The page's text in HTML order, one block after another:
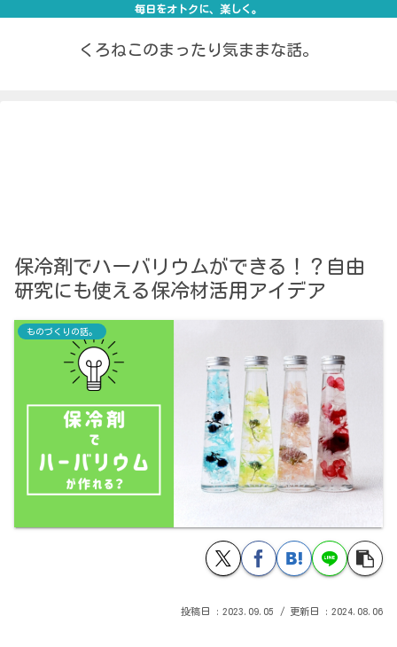
毎日をオトクに、楽しく。
くろねこのまったり気ままな話。
保冷剤でハーバリウムができる！？自由
研究にも使える保冷材活用アイデア
ものづくりの話。
2023.09.05 2024.08.06